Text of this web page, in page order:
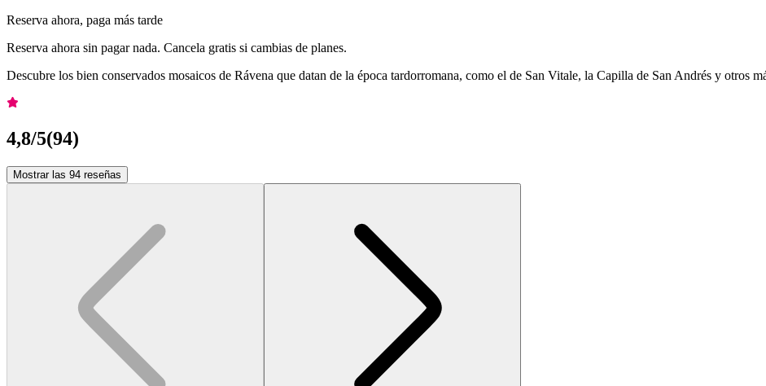
Reserva ahora, paga más tarde
Reserva ahora sin pagar nada. Cancela gratis si cambias de planes.
Descubre los bien conservados mosaicos de Rávena que datan de la época tardorromana, como el de San Vitale, la Capilla de San Andrés y otros
4,8/5(94)
Mostrar las 94 reseñas